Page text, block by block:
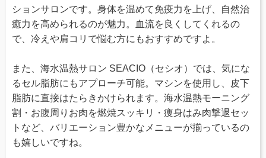
ションサロンです。身体を温めて免疫力を上げ、自然治
癒力を高められるのが魅力。血流を良くしてくれるの
で、冷えや肩コリで悩む方にもおすすめですよ。
また、海水温熱サロン SEACIO（セシオ）では、気にな
るセル脂肪にもアプローチ可能。マシンを使用し、皮下
脂肪に直接はたらきかけられます。海水温熱モーニング
割・お腹周りお肉を燃焼スッキリ・痩身はみ肉撃退セッ
トなど、バリエーション豊かなメニューが揃っているの
も嬉しいですね。